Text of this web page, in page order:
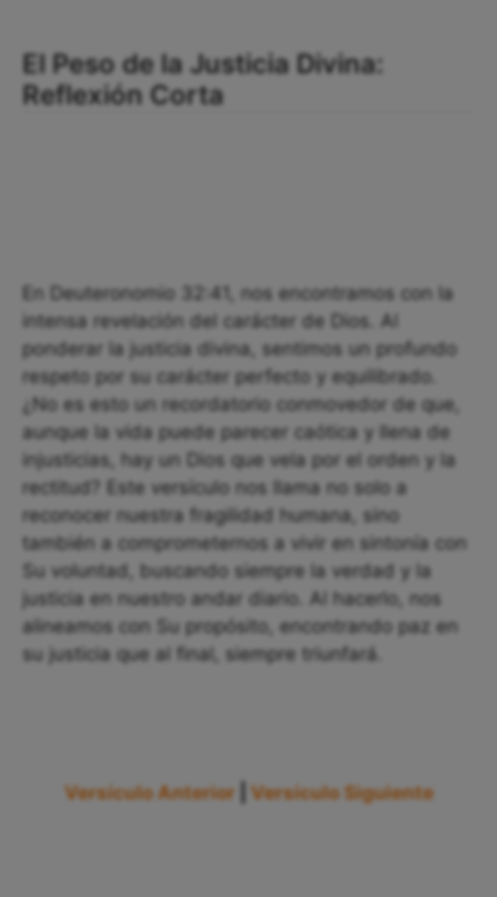
El Peso de la Justicia Divina:
Reflexión Corta
En Deuteronomio 32:41, nos encontramos con la
intensa revelación del carácter de Dios. Al
ponderar la justicia divina, sentimos un profundo
respeto por su carácter perfecto y equilibrado.
¿No es esto un recordatorio conmovedor de que,
aunque la vida puede parecer caótica y llena de
injusticias, hay un Dios que vela por el orden y la
rectitud? Este versículo nos llama no solo a
reconocer nuestra fragilidad humana, sino
también a comprometernos a vivir en sintonía con
Su voluntad, buscando siempre la verdad y la
justicia en nuestro andar diario. Al hacerlo, nos
alineamos con Su propósito, encontrando paz en
su justicia que al final, siempre triunfará.
Versículo Anterior Versículo Siguiente